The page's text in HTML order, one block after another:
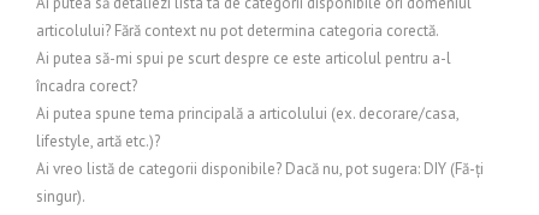
articolului? Fără context nu pot determina categoria corectă.
Ai putea să-mi spui pe scurt despre ce este articolul pentru a-l
încadra corect?
Ai putea spune tema principală a articolului (ex. decorare/casa,
lifestyle, artă etc.)?
Ai vreo listă de categorii disponibile? Dacă nu, pot sugera: DIY (Fă-ți
singur).